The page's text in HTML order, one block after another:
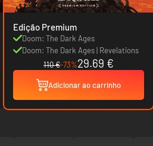
Edição Premium
Doom: The Dark Ages
Doom: The Dark Ages | Revelations
110 €-73%29.69 €
Adicionar ao carrinho